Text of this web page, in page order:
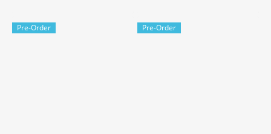
LINE@ : @ptiglobal
/ 0982539956 LINE@ :
Pre-Order Pre-Order